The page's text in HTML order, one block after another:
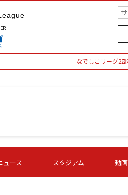
なでしこリーグ2部
いちご
-
第16節 09/06 (日) 15:00
-
ュース スタジアム 動画